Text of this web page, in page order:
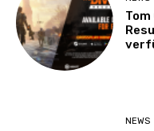
Tom
NEWS